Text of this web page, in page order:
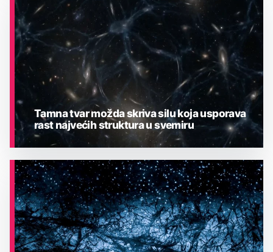
ASTRONOMIJA
ASTRONOMIJA
Tamna tvar možda skriva silu koja usporava
rast najvećih struktura u svemiru